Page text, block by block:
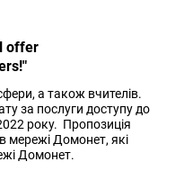
offer
а також вчителів.
за послуги доступу до
року. Пропозиція
мережі Домонет, які
Домонет.